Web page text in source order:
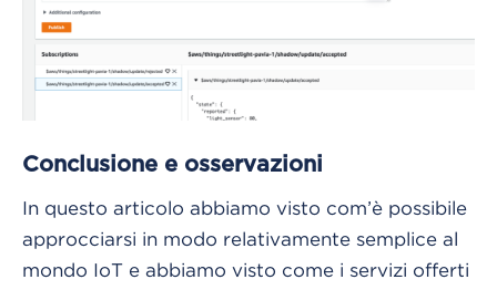
Conclusione e osservazioni
In questo articolo abbiamo visto com’è possibile
approcciarsi in modo relativamente semplice al
mondo IoT e abbiamo visto come i servizi offerti